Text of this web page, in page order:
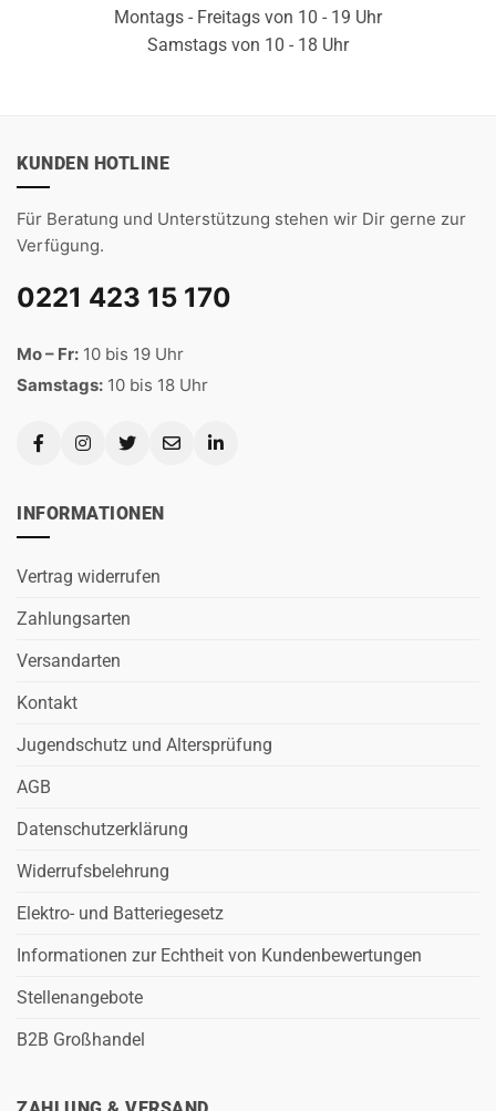
Montags - Freitags von 10 - 19 Uhr
Samstags von 10 - 18 Uhr
KUNDEN HOTLINE
Für Beratung und Unterstützung stehen wir Dir gerne zur
Verfügung.
0221 423 15 170
Mo – Fr: 10 bis 19 Uhr
Samstags: 10 bis 18 Uhr
INFORMATIONEN
Vertrag widerrufen
Zahlungsarten
Versandarten
Kontakt
Jugendschutz und Altersprüfung
AGB
Datenschutzerklärung
Widerrufsbelehrung
Elektro- und Batteriegesetz
Informationen zur Echtheit von Kundenbewertungen
Stellenangebote
B2B Großhandel